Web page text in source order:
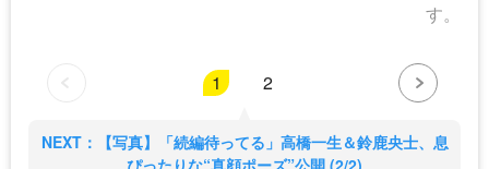
す。
1 2
NEXT：【写真】「続編待ってる」高橋一生＆鈴鹿央士、息